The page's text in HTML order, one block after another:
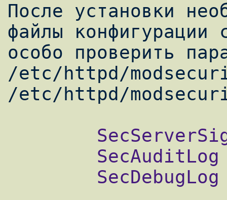
После установки
файлы конфигурации
особо проверить
/etc/httpd/